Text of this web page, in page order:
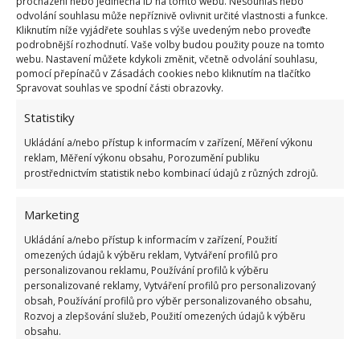
odvolání souhlasu může nepříznivě ovlivnit určité vlastnosti a funkce.
Kliknutím níže vyjádřete souhlas s výše uvedeným nebo proveďte
podrobnější rozhodnutí. Vaše volby budou použity pouze na tomto
webu. Nastavení můžete kdykoli změnit, včetně odvolání souhlasu,
pomocí přepínačů v Zásadách cookies nebo kliknutím na tlačítko
Spravovat souhlas ve spodní části obrazovky.
Statistiky
Ukládání a/nebo přístup k informacím v zařízení, Měření výkonu
reklam, Měření výkonu obsahu, Porozumění publiku
prostřednictvím statistik nebo kombinací údajů z různých zdrojů.
Marketing
Ukládání a/nebo přístup k informacím v zařízení, Použití
omezených údajů k výběru reklam, Vytváření profilů pro
personalizovanou reklamu, Používání profilů k výběru
personalizované reklamy, Vytváření profilů pro personalizovaný
obsah, Používání profilů pro výběr personalizovaného obsahu,
Rozvoj a zlepšování služeb, Použití omezených údajů k výběru
obsahu.
Test znalostí o každodenní realitě za
komunismu: 10 retro otázek ukáže, kdo má
dobrý přehled
23.6.2026
bodů
6.5.2026
ŽHAVÉ NOVINKY
Vaše okurky zůstanou čerstvé i měsíc po sklizni
díky tomuto lidovému fíglu